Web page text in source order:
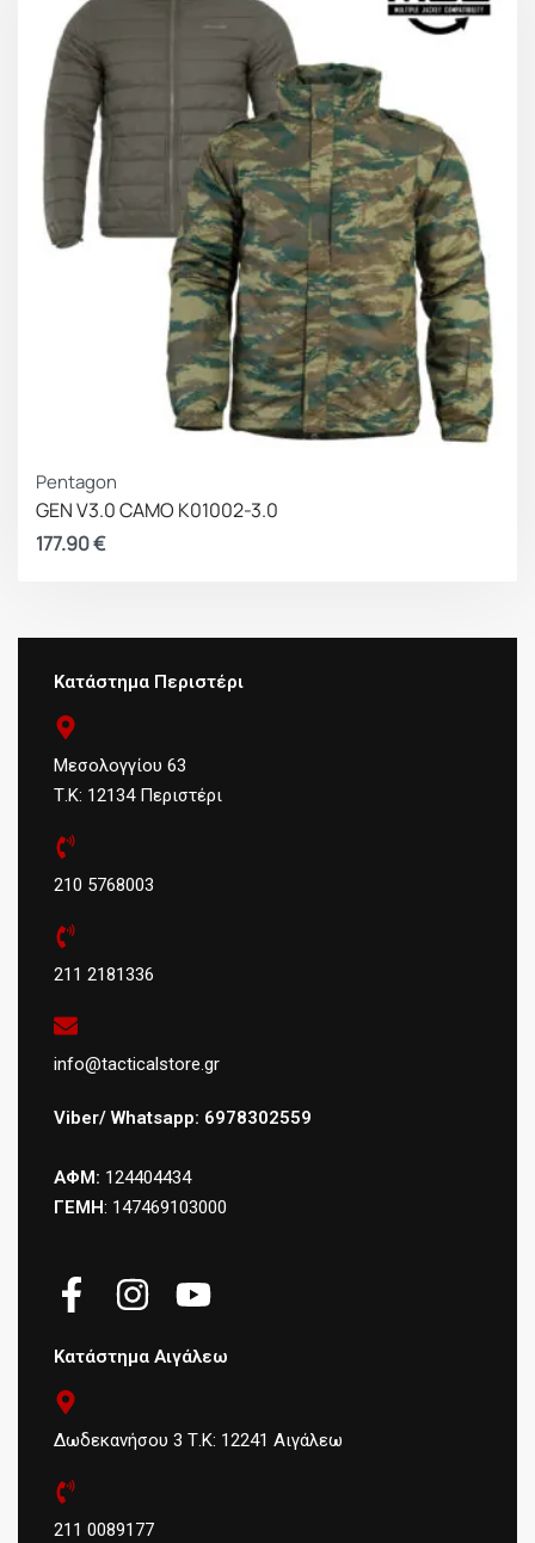
Pentagon
GEN V3.0 CAMO K01002-3.0
177.90€
Κατάστημα Περιστέρι
Μεσολογγίου 63
Τ.Κ: 12134 Περιστέρι
210 5768003
211 2181336
info@tacticalstore.gr
Viber/ Whatsapp: 6978302559
ΑΦΜ: 124404434
ΓΕΜΗ: 147469103000
Κατάστημα Αιγάλεω
Δωδεκανήσου 3 Τ.Κ: 12241 Αιγάλεω
211 0089177